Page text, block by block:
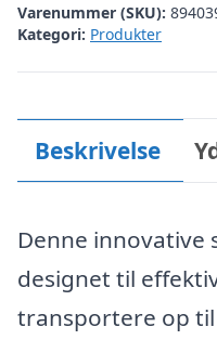
Varenummer (SKU):
Kategori: Produkter
Beskrivelse
Denne innovative
designet til
transportere op